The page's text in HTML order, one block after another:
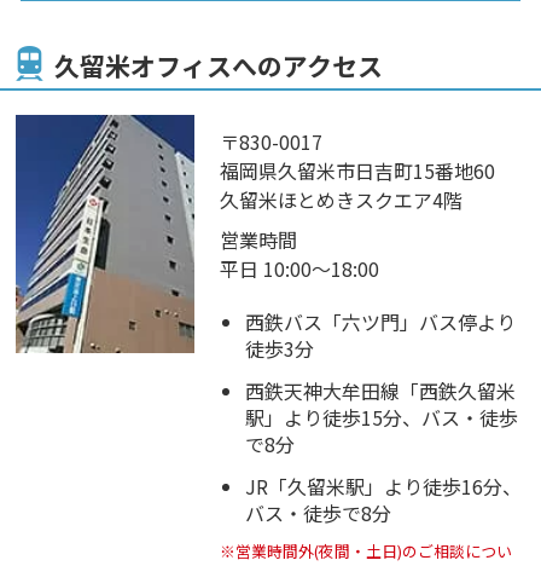
久留米オフィスへのアクセス
〒830-0017
福岡県久留米市日吉町15番地60
久留米ほとめきスクエア4階
営業時間
平日 10:00～18:00
西鉄バス「六ツ門」バス停より
徒歩3分
西鉄天神大牟田線「西鉄久留米
駅」より徒歩15分、バス・徒歩
で8分
JR「久留米駅」より徒歩16分、
バス・徒歩で8分
※営業時間外(夜間・土日)のご相談につい